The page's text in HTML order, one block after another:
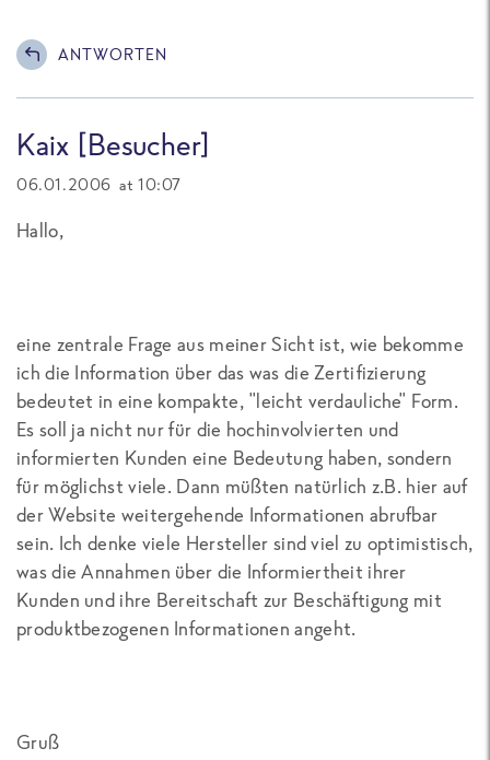
ANTWORTEN
Kaix [Besucher]
06.01.2006 at 10:07
Hallo,
eine zentrale Frage aus meiner Sicht ist, wie bekomme
ich die Information über das was die Zertifizierung
bedeutet in eine kompakte, "leicht verdauliche" Form.
Es soll ja nicht nur für die hochinvolvierten und
informierten Kunden eine Bedeutung haben, sondern
für möglichst viele. Dann müßten natürlich z.B. hier auf
der Website weitergehende Informationen abrufbar
sein. Ich denke viele Hersteller sind viel zu optimistisch,
was die Annahmen über die Informiertheit ihrer
Kunden und ihre Bereitschaft zur Beschäftigung mit
produktbezogenen Informationen angeht.
Gruß